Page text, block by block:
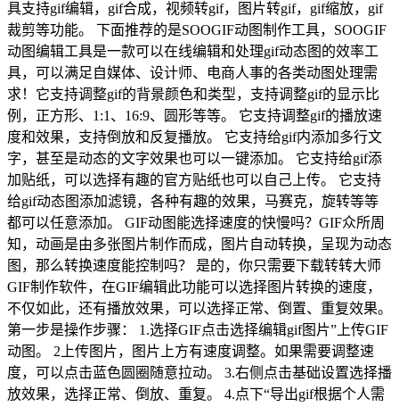
具支持gif编辑，gif合成，视频转gif，图片转gif，gif缩放，gif
裁剪等功能。 下面推荐的是SOOGIF动图制作工具，SOOGIF
动图编辑工具是一款可以在线编辑和处理gif动态图的效率工
具，可以满足自媒体、设计师、电商人事的各类动图处理需
求！它支持调整gif的背景颜色和类型，支持调整gif的显示比
例，正方形、1:1、16:9、圆形等等。 它支持调整gif的播放速
度和效果，支持倒放和反复播放。 它支持给gif内添加多行文
字，甚至是动态的文字效果也可以一键添加。 它支持给gif添
加贴纸，可以选择有趣的官方贴纸也可以自己上传。 它支持
给gif动态图添加滤镜，各种有趣的效果，马赛克，旋转等等
都可以任意添加。 GIF动图能选择速度的快慢吗？GIF众所周
知，动画是由多张图片制作而成，图片自动转换，呈现为动态
图，那么转换速度能控制吗？ 是的，你只需要下载转转大师
GIF制作软件，在GIF编辑此功能可以选择图片转换的速度，
不仅如此，还有播放效果，可以选择正常、倒置、重复效果。
第一步是操作步骤： 1.选择GIF点击选择编辑gif图片”上传GIF
动图。 2上传图片，图片上方有速度调整。如果需要调整速
度，可以点击蓝色圆圈随意拉动。 3.右侧点击基础设置选择播
放效果，选择正常、倒放、重复。 4.点下“导出gif根据个人需